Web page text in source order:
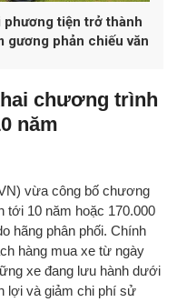
phương tiện trở thành
gương phản chiếu văn
chương trình
năm
vừa công bố chương
tới 10 năm hoặc 170.000
hãng phân phối. Chính
hàng mua xe từ ngày
xe đang lưu hành dưới
lợi và giảm chi phí sử